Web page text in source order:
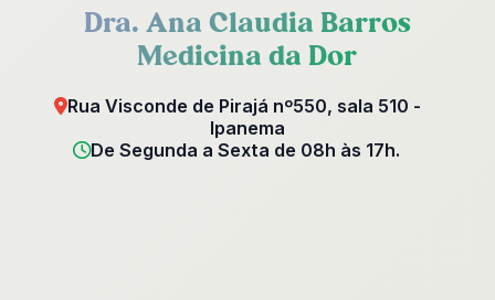
Dra. Ana Claudia Barros
Medicina da Dor
Rua Visconde de Pirajá nº550, sala 510 -
Ipanema
De Segunda a Sexta de 08h às 17h.